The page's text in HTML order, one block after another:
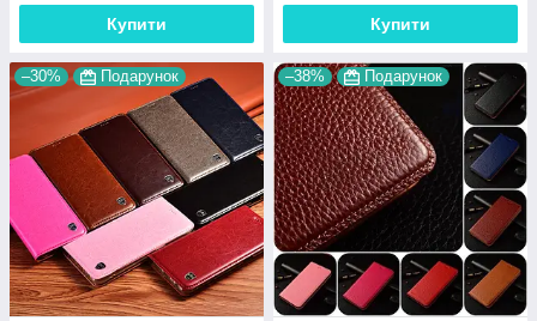
Купити Купити
–30% Подарунок –38% Подарунок